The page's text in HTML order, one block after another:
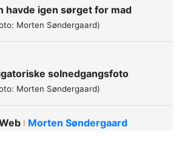
havde igen sørget for mad
Morten Søndergaard)
solnedgangsfoto
Morten Søndergaard)
ǀ Morten Søndergaard